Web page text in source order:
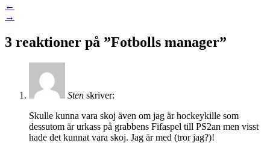
←
→
3 reaktioner på ”Fotbolls manager”
Sten skriver:
Skulle kunna vara skoj även om jag är hockeykille som
dessutom är urkass på grabbens Fifaspel till PS2an men visst
hade det kunnat vara skoj. Jag är med (tror jag?)!